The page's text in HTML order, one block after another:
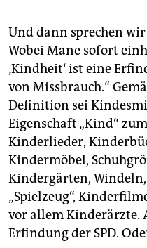
Und dann sprechen
Wobei Mane sofort
‚Kindheit‘ ist eine
von Missbrauch.“
Definition sei
Eigenschaft „Kind“
Kinderlieder,
Kindermöbel,
Kindergärten,
„Spielzeug“,
vor allem Kinderärzte.
Erfindung der SPD.